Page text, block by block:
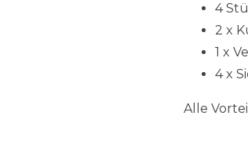
4
2 x
1 x
4 x
Alle